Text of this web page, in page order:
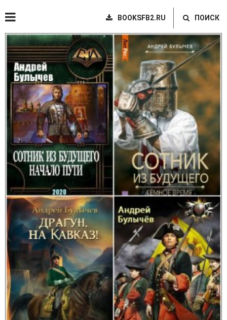
BOOKSFB2.RU ПОИСК